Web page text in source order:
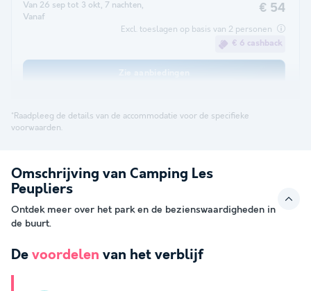
Van 26 sep tot 3 okt, 7 nachten,
Vanaf
€ 54
Excl. toeslagen op basis van 2 personen
€ 6 cashback
*Raadpleeg de details van de accommodatie voor de specifieke
voorwaarden.
Omschrijving van Camping Les
Peupliers
Ontdek meer over het park en de bezienswaardigheden in
de buurt.
De voordelen van het verblijf